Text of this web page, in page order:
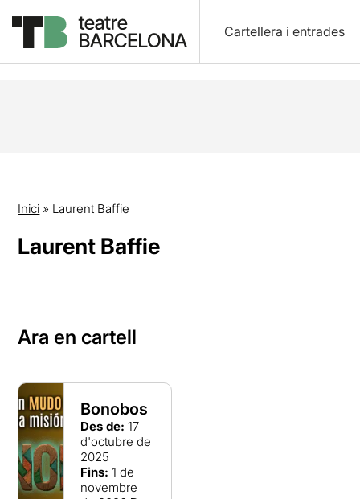
Cartellera i entrades
Inici » Laurent Baffie
Laurent Baffie
Ara en cartell
Bonobos
Des de: 17
d'octubre de
2025
Fins: 1 de
novembre